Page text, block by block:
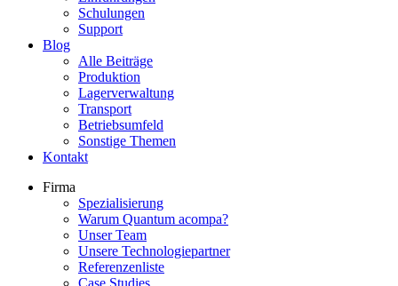
Schulungen
Support
Blog
Alle Beiträge
Produktion
Lagerverwaltung
Transport
Betriebsumfeld
Sonstige Themen
Kontakt
Firma
Spezialisierung
Warum Quantum acompa?
Unser Team
Unsere Technologiepartner
Referenzenliste
Case Studies